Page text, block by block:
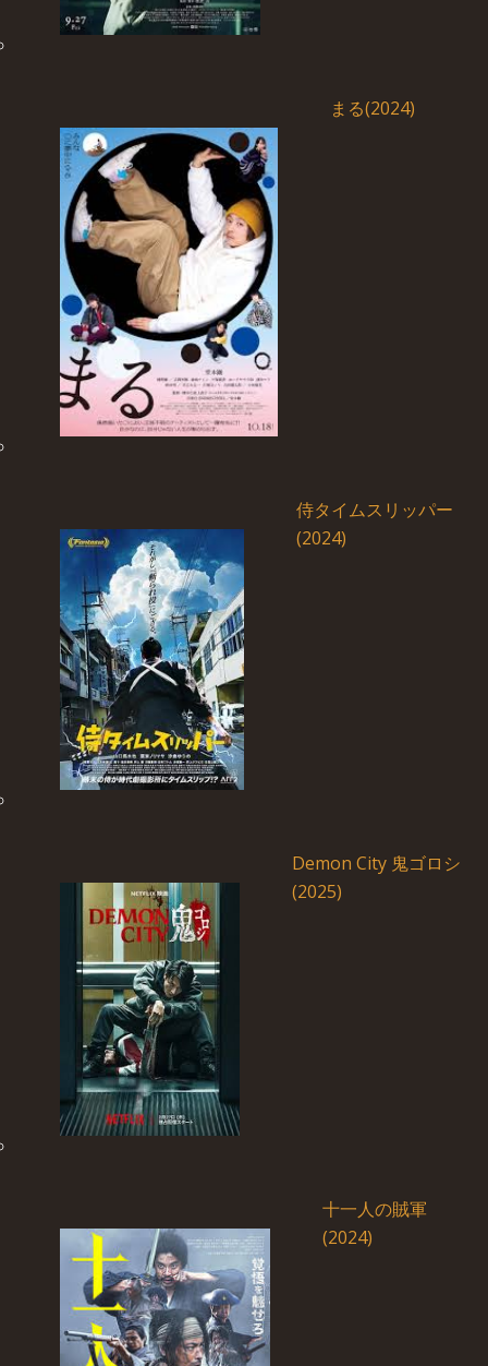
まる(2024)
侍タイムスリッパー
(2024)
Demon City 鬼ゴロシ
(2025)
十一人の賊軍
(2024)